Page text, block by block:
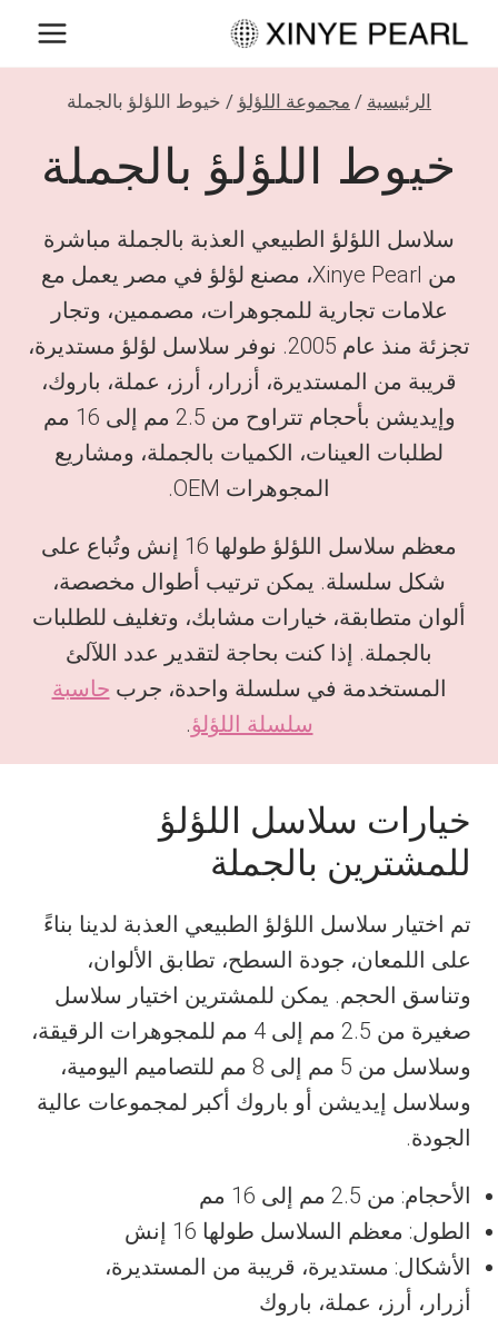
التجاوز
إلى
المحتوىالرئيسية / مجموعة اللؤلؤ / خيوط اللؤلؤ بالجملة
خيوط اللؤلؤ بالجملة
سلاسل اللؤلؤ الطبيعي العذبة بالجملة مباشرة
من Xinye Pearl، مصنع لؤلؤ في مصر يعمل مع
علامات تجارية للمجوهرات، مصممين، وتجار
تجزئة منذ عام 2005. نوفر سلاسل لؤلؤ مستديرة،
قريبة من المستديرة، أزرار، أرز، عملة، باروك،
وإيديشن بأحجام تتراوح من 2.5 مم إلى 16 مم
لطلبات العينات، الكميات بالجملة، ومشاريع
المجوهرات OEM.
معظم سلاسل اللؤلؤ طولها 16 إنش وتُباع على
شكل سلسلة. يمكن ترتيب أطوال مخصصة،
ألوان متطابقة، خيارات مشابك، وتغليف للطلبات
بالجملة. إذا كنت بحاجة لتقدير عدد اللآلئ
المستخدمة في سلسلة واحدة، جرب حاسبة
سلسلة اللؤلؤ.
خيارات سلاسل اللؤلؤ
للمشترين بالجملة
تم اختيار سلاسل اللؤلؤ الطبيعي العذبة لدينا بناءً
على اللمعان، جودة السطح، تطابق الألوان،
وتناسق الحجم. يمكن للمشترين اختيار سلاسل
صغيرة من 2.5 مم إلى 4 مم للمجوهرات الرقيقة،
وسلاسل من 5 مم إلى 8 مم للتصاميم اليومية،
وسلاسل إيديشن أو باروك أكبر لمجموعات عالية
الجودة.
الأحجام: من 2.5 مم إلى 16 مم
الطول: معظم السلاسل طولها 16 إنش
الأشكال: مستديرة، قريبة من المستديرة،
أزرار، أرز، عملة، باروك